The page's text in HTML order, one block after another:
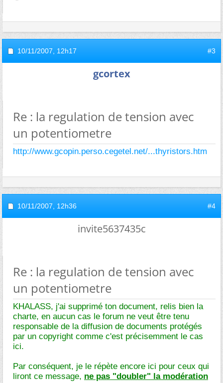
10/11/2007, 12h17 #3
gcortex
Re : la regulation de tension avec
un potentiometre
http://www.gcopin.perso.cegetel.net/...thyristors.htm
10/11/2007, 12h36 #4
invite5637435c
Re : la regulation de tension avec
un potentiometre
KHALASS, j'ai supprimé ton document, relis bien la
charte, en aucun cas le forum ne veut être tenu
responsable de la diffusion de documents protégés
par un copyright comme c'est précisemment le cas
ici.
Par conséquent, je le répète encore ici pour ceux qui
liront ce message, ne pas "doubler" la modération